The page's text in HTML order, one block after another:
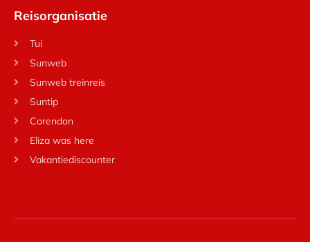
Reisorganisatie
Tui
Sunweb
Sunweb treinreis
Suntip
Corendon
Eliza was here
Vakantiediscounter